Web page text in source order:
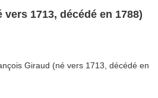
1713, décédé en 1788)